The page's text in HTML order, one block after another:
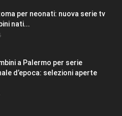
per neonati: nuova serie tv
nati...
a Palermo per serie
d’epoca: selezioni aperte